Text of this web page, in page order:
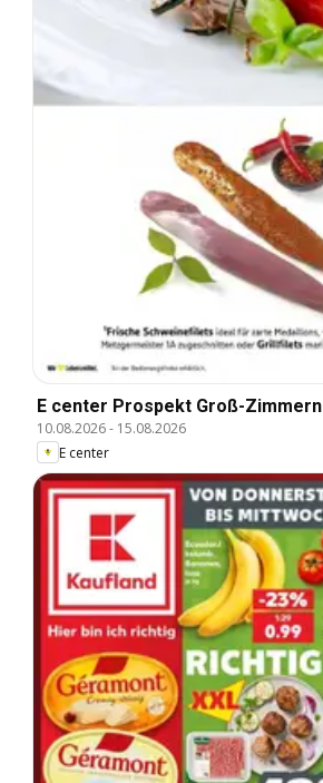
E center Prospekt Groß-Zimmern
10.08.2026- 15.08.2026
E center